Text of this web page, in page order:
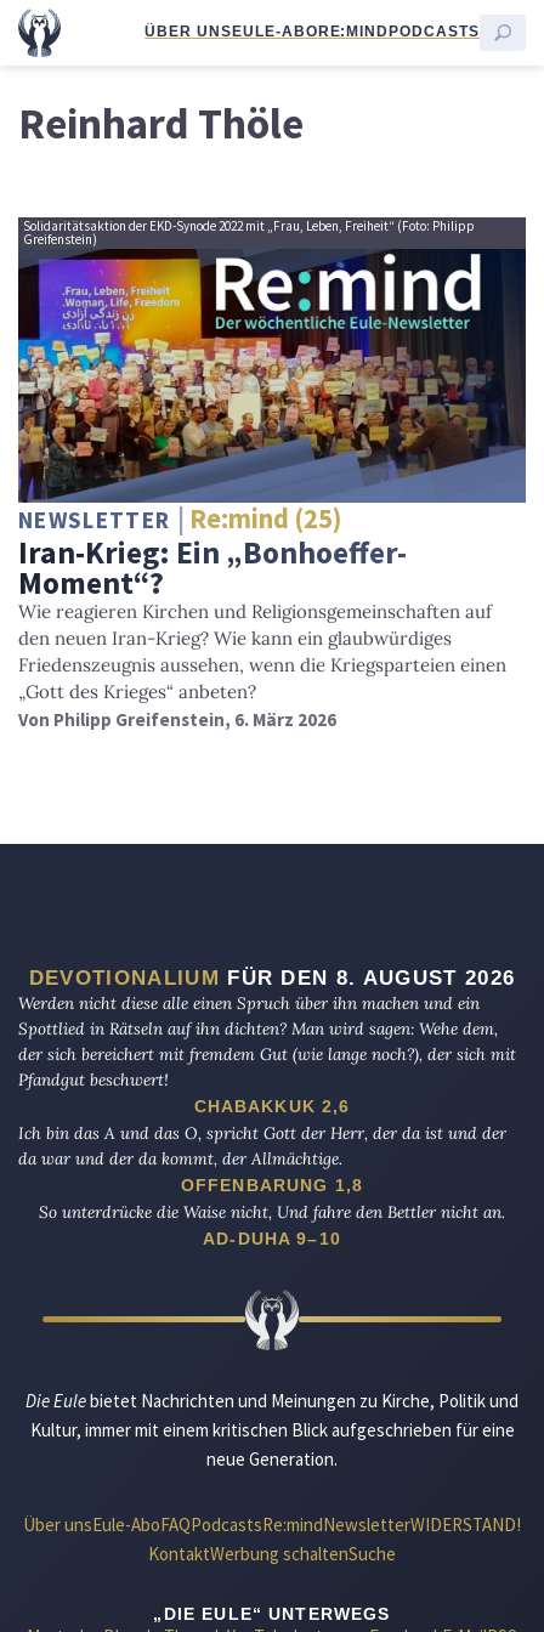
ÜBER UNSEULE-ABORE:MINDPODCASTS
Reinhard Thöle
Solidaritätsaktion der EKD-Synode 2022 mit „Frau, Leben, Freiheit“ (Foto: Philipp
Greifenstein)
NEWSLETTER Re:mind (25)
Iran-Krieg: Ein „Bonhoeffer-
Moment“?
Wie reagieren Kirchen und Religionsgemeinschaften auf
den neuen Iran-Krieg? Wie kann ein glaubwürdiges
Friedenszeugnis aussehen, wenn die Kriegsparteien einen
„Gott des Krieges“ anbeten?
Von Philipp Greifenstein, 6. März 2026
DEVOTIONALIUM FÜR DEN 8. AUGUST 2026
Werden nicht diese alle einen Spruch über ihn machen und ein
Spottlied in Rätseln auf ihn dichten? Man wird sagen: Wehe dem,
der sich bereichert mit fremdem Gut (wie lange noch?), der sich mit
Pfandgut beschwert!
CHABAKKUK 2,6
Ich bin das A und das O, spricht Gott der Herr, der da ist und der
da war und der da kommt, der Allmächtige.
OFFENBARUNG 1,8
So unterdrücke die Waise nicht, Und fahre den Bettler nicht an.
AD-DUHA 9–10
Die Eulebietet Nachrichten und Meinungen zu Kirche, Politik und
Kultur, immer mit einem kritischen Blick aufgeschrieben für eine
neue Generation.
Über unsEule-AboFAQPodcastsRe:mindNewsletterWIDERSTAND!
KontaktWerbung schaltenSuche
„DIE EULE“ UNTERWEGS